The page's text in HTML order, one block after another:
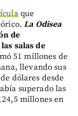
que
La Odisea
de
salas de
51 millones de
llevando sus
dólares desde
superado las
millones en